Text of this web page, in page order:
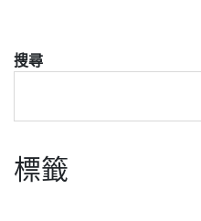
搜尋
標籤